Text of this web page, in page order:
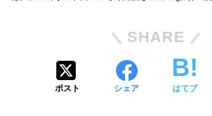
SHARE
ポスト シェア はてブ